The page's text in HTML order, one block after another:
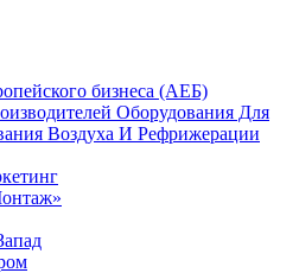
бизнеса (АЕБ)
Оборудования Для
Воздуха И Рефрижерации